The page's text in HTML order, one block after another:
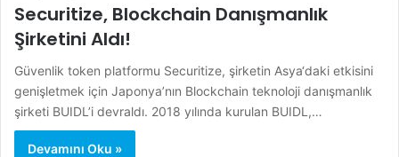
Securitize, Blockchain Danışmanlık
Şirketini Aldı!
Güvenlik token platformu Securitize, şirketin Asya‘daki etkisini
genişletmek için Japonya’nın Blockchain teknoloji danışmanlık
şirketi BUIDL’i devraldı. 2018 yılında kurulan BUIDL,…
Devamını Oku »